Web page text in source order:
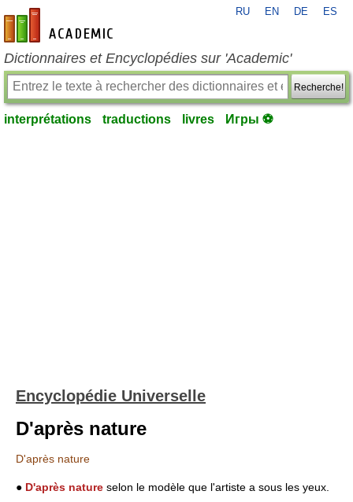
fr-academic.com
RU EN DE ES
Dictionnaires et Encyclopédies sur 'Academic'
Recherche!
interprétations traductions livres Игры ⚽
Encyclopédie Universelle
D'après nature
D'après nature
● D'après nature selon le modèle que l'artiste a sous les yeux.